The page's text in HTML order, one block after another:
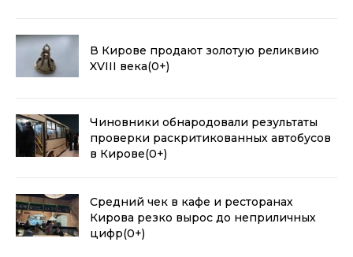
В Кирове продают золотую реликвию
XVIII века(0+)
Чиновники обнародовали результаты
проверки раскритикованных автобусов
в Кирове(0+)
Средний чек в кафе и ресторанах
Кирова резко вырос до неприличных
цифр(0+)